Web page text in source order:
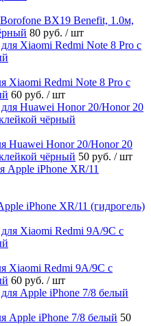
BX19 Benefit, 1.0м,
80 руб. / шт
Xiaomi Redmi Note 8 Pro с
60 руб. / шт
Huawei Honor 20/Honor 20
чёрный 50 руб. / шт
iPhone XR/11 (гидрогель)
Xiaomi Redmi 9A/9C с
60 руб. / шт
Apple iPhone 7/8 белый 50